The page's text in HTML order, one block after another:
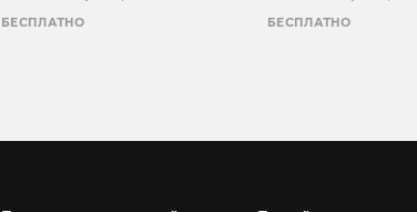
БЕСПЛАТНО
БЕСПЛАТНО